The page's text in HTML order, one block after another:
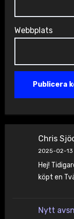
Webbplats
Chris
2025-02-13
Hej!
köpt en
Nytt